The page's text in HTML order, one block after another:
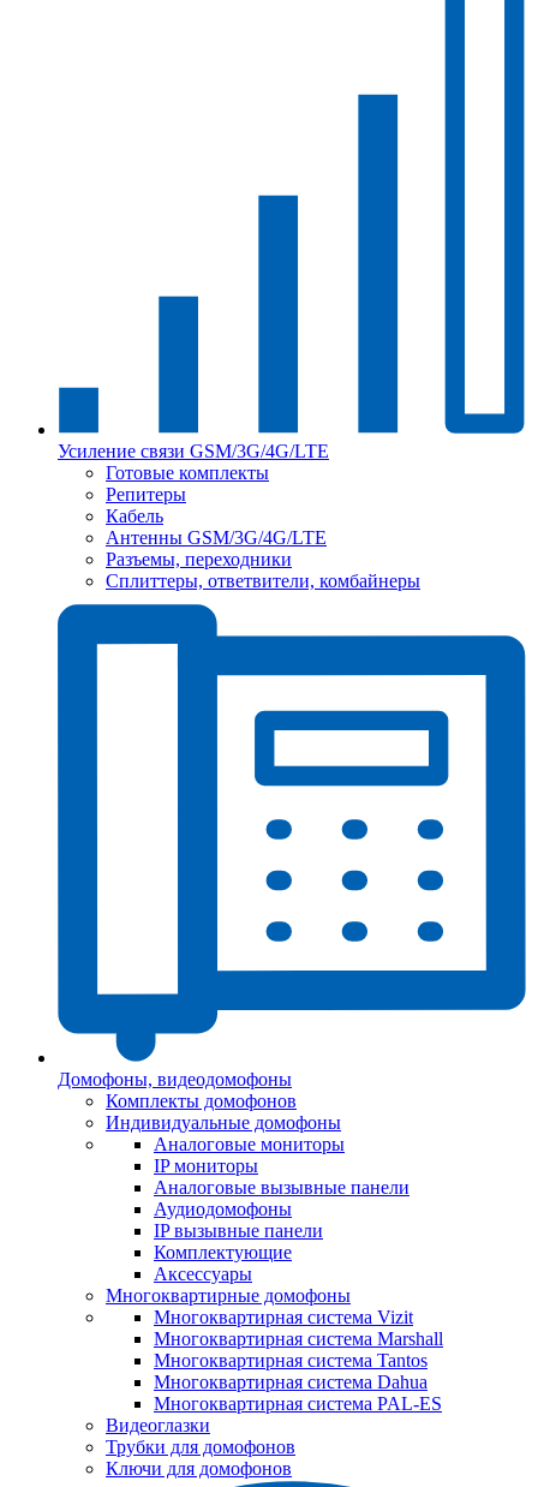
Усиление связи GSM/3G/4G/LTE
Готовые комплекты
Репитеры
Кабель
Антенны GSM/3G/4G/LTE
Разъемы, переходники
Сплиттеры, ответвители, комбайнеры
Домофоны, видеодомофоны
Комплекты домофонов
Индивидуальные домофоны
Аналоговые мониторы
IP мониторы
Аналоговые вызывные панели
Аудиодомофоны
IP вызывные панели
Комплектующие
Аксессуары
Многоквартирные домофоны
Многоквартирная система Vizit
Многоквартирная система Marshall
Многоквартирная система Tantos
Многоквартирная система Dahua
Многоквартирная система PAL-ES
Видеоглазки
Трубки для домофонов
Ключи для домофонов